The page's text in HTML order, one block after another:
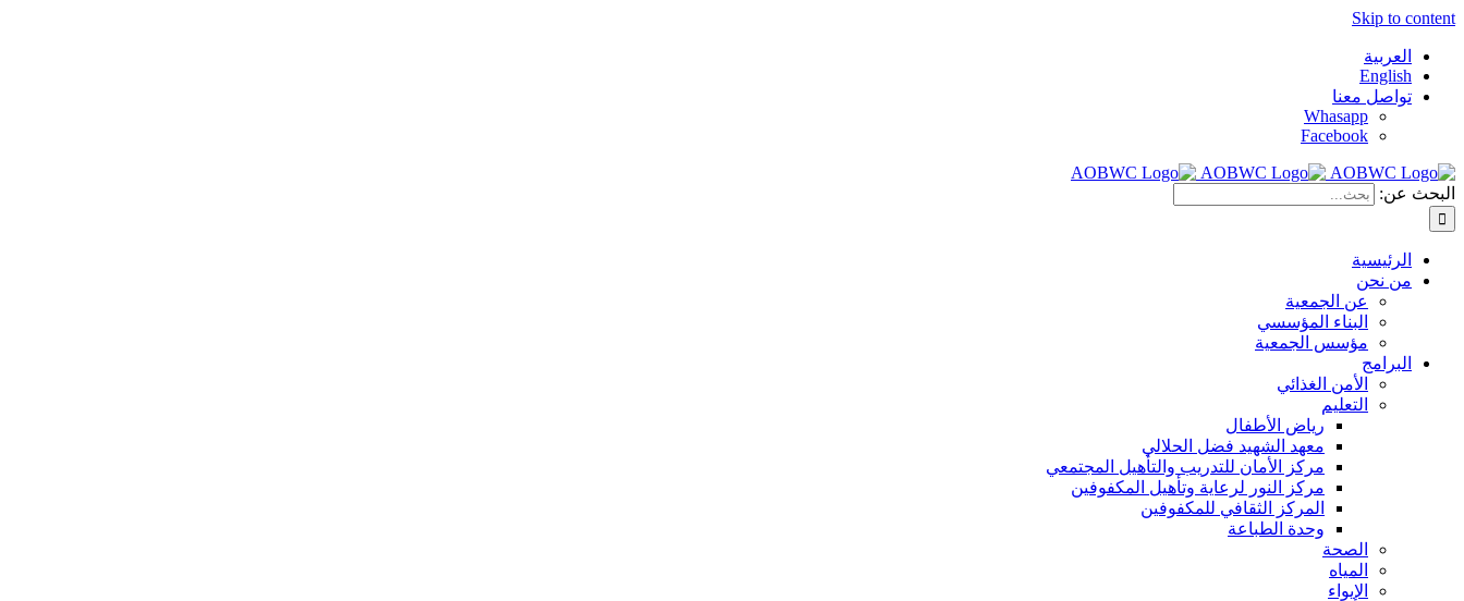
Skip to content
العربية
English
تواصل معنا
Whasapp
Facebook
البحث عن:
الرئيسية
من نحن
عن الجمعية
البناء المؤسسي
مؤسس الجمعية
البرامج
الأمن الغذائي
التعليم
رياض الأطفال
معهد الشهيد فضل الحلالي
مركز الأمان للتدريب والتأهيل المجتمعي
مركز النور لرعاية وتأهيل المكفوفين
المركز الثقافي للمكفوفين
وحدة الطباعة
الصحة
المياه
الإيواء